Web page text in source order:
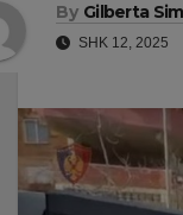
By Gilberta
SHK 12, 2025